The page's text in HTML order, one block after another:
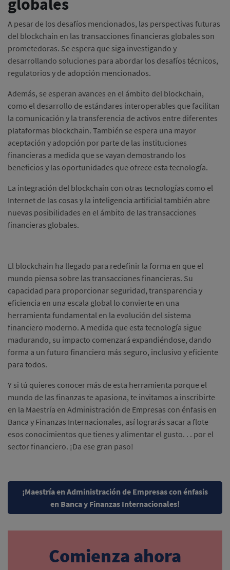
globales
A pesar de los desafíos mencionados, las perspectivas futuras
del blockchain en las transacciones financieras globales son
prometedoras. Se espera que siga investigando y
desarrollando soluciones para abordar los desafíos técnicos,
regulatorios y de adopción mencionados.
Además, se esperan avances en el ámbito del blockchain,
como el desarrollo de estándares interoperables que facilitan
la comunicación y la transferencia de activos entre diferentes
plataformas blockchain. También se espera una mayor
aceptación y adopción por parte de las instituciones
financieras a medida que se vayan demostrando los
beneficios y las oportunidades que ofrece esta tecnología.
La integración del blockchain con otras tecnologías como el
Internet de las cosas y la inteligencia artificial también abre
nuevas posibilidades en el ámbito de las transacciones
financieras globales.
El blockchain ha llegado para redefinir la forma en que el
mundo piensa sobre las transacciones financieras. Su
capacidad para proporcionar seguridad, transparencia y
eficiencia en una escala global lo convierte en una
herramienta fundamental en la evolución del sistema
financiero moderno. A medida que esta tecnología sigue
madurando, su impacto comenzará expandiéndose, dando
forma a un futuro financiero más seguro, inclusivo y eficiente
para todos.
Y si tú quieres conocer más de esta herramienta porque el
mundo de las finanzas te apasiona, te invitamos a inscribirte
en la Maestría en Administración de Empresas con énfasis en
Banca y Finanzas Internacionales, así lograrás sacar a flote
esos conocimientos que tienes y alimentar el gusto. . . por el
sector financiero. ¡Da ese gran paso!
¡Maestría en Administración de Empresas con énfasis
en Banca y Finanzas Internacionales!
Comienza ahora